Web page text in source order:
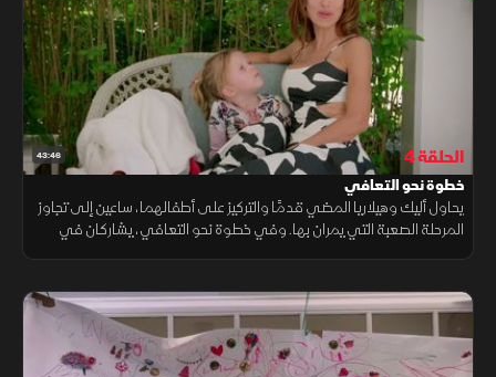
43:46 الحلقة 4
خطوة نحو التعافي
يحاول أليك وهيلاريا المضي قدمًا والتركيز على أطفالهما، ساعين إلى تجاوز
المرحلة الصعبة التي يمران بها. وفي خطوة نحو التعافي، يشاركان في